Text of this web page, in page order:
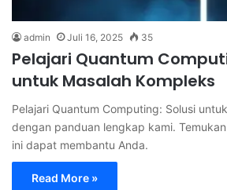
admin Juli 16, 2025 35
Pelajari Quantum
untuk Masalah Kompleks
Pelajari Quantum Computing: Solusi
dengan panduan lengkap kami.
ini dapat membantu Anda.
Read More »